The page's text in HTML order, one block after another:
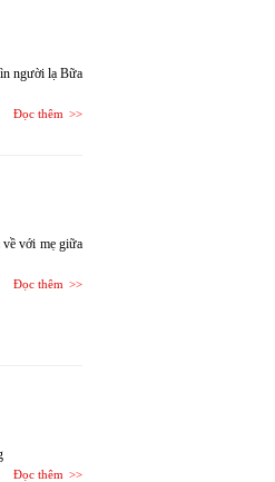
người lạ Bữa
Đọc thêm
về với mẹ giữa
Đọc thêm
Đọc thêm